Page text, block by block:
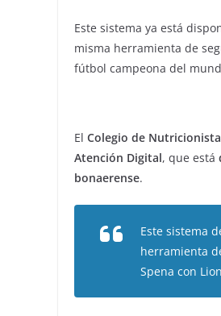
Este sistema ya está
misma herramienta de
fútbol campeona del
El Colegio de
Atención Digital, que está
bonaerense.
Este sistema
herramienta
Spena con